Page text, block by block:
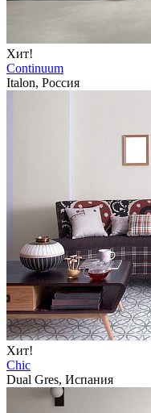
Хит!
Continuum
Italon, Россия
Хит!
Chic
Dual Gres, Испания